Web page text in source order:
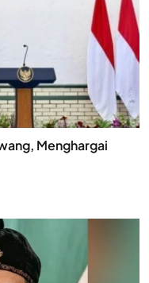
Menghargai